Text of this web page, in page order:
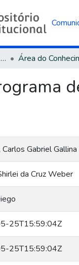
Trabalhos de Conclusão de Curso
Gabriel Gallina
da Cruz Weber
25T15:59:04Z
25T15:59:04Z